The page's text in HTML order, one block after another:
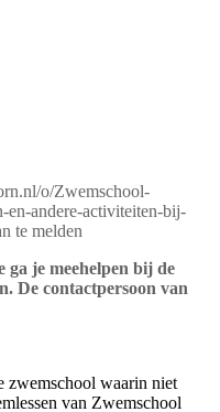
o/Zwemschool-
en-andere-activiteiten-bij-
te melden
ga je meehelpen bij de
De contactpersoon van
zwemschool waarin niet
van Zwemschool